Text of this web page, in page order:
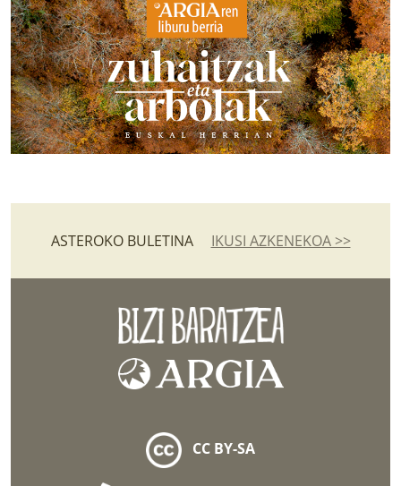
ASTEROKO BULETINA IKUSI AZKENEKOA >>
CC BY-SA